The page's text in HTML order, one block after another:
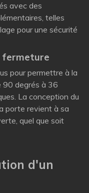
avec des
telles
pour une sécurité
fermeture
pour permettre à la
90 degrés à 36
La conception du
porte revient à sa
quel que soit
d'un